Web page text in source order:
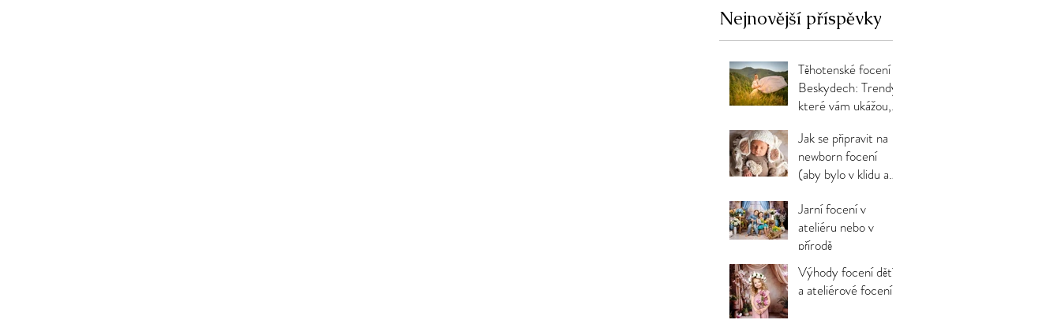
Nejnovější příspěvky
Těhotenské focení v
Beskydech: Trendy,
které vám ukážou,
filtrů
Jak se připravit na
newborn focení
(aby bylo v klidu a
Jarní focení v
ateliéru nebo v
přírodě
Výhody focení dětí
a ateliérové focení